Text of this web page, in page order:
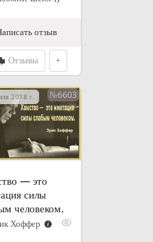
отзыв
Отзывы +
2018 г. в 19:36№6603
— это
силы
человеком.
Хоффер